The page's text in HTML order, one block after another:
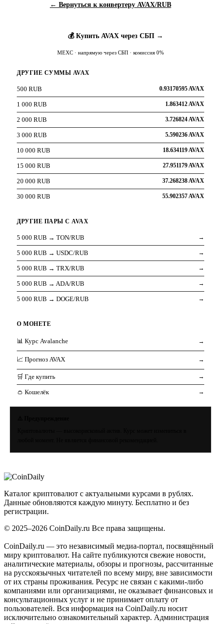
← Вернуться к конвертеру AVAX/RUB
💰 Купить AVAX через СБП →
MEXC · напрямую через СБП · комиссия 0%
ДРУГИЕ СУММЫ AVAX
500 RUB 0.93170595 AVAX
1 000 RUB 1.863412 AVAX
2 000 RUB 3.726824 AVAX
3 000 RUB 5.590236 AVAX
10 000 RUB 18.634119 AVAX
15 000 RUB 27.951179 AVAX
20 000 RUB 37.268238 AVAX
30 000 RUB 55.902357 AVAX
ДРУГИЕ ПАРЫ С AVAX
5 000 RUB → TON/RUB →
5 000 RUB → USDC/RUB →
5 000 RUB → TRX/RUB →
5 000 RUB → ADA/RUB →
5 000 RUB → DOGE/RUB →
О МОНЕТЕ
📊 Курс Avalanche →
📈 Прогноз AVAX →
🛒 Где купить →
👛 Кошелёк →
Каталог криптовалют с актуальными курсами в рублях.
Данные обновляются каждую минуту. Бесплатно и без
регистрации.
© 2025–2026 CoinDaily.ru Все права защищены.
CoinDaily.ru — это независимый медиа-портал, посвящённый
миру криптовалют. На сайте публикуются свежие новости,
аналитические материалы, обзоры и прогнозы, рассчитанные
на русскоязычных читателей по всему миру, вне зависимости
от их страны проживания. Ресурс не связан с какими-либо
компаниями или организациями, не оказывает финансовых и
консультационных услуг и не принимает оплату от
пользователей. Вся информация на CoinDaily.ru носит
исключительно ознакомительный характер. Администрация